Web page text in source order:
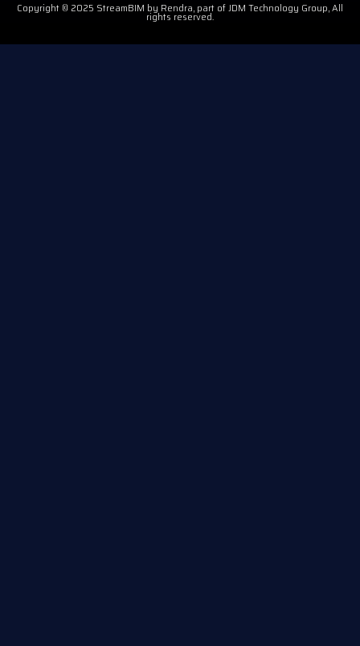
Copyright © 2025 StreamBIM by Rendra, part of JDM Technology Group, All
rights reserved.